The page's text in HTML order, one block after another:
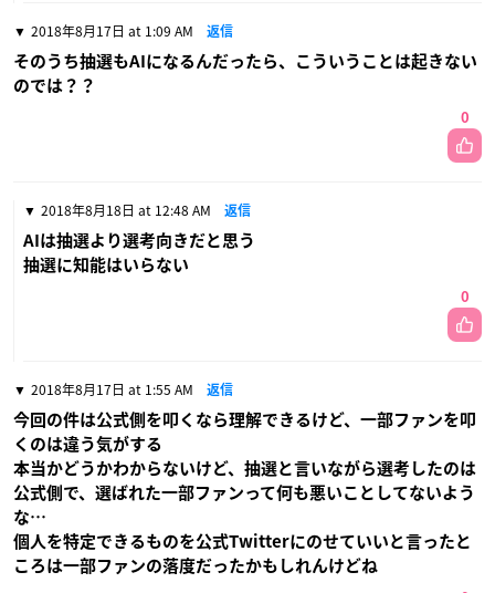
2018年8月17日 at 1:09 AM 返信
そのうち抽選もAIになるんだったら、こういうことは起きない
のでは？？
0
2018年8月18日 at 12:48 AM 返信
AIは抽選より選考向きだと思う
抽選に知能はいらない
0
2018年8月17日 at 1:55 AM 返信
今回の件は公式側を叩くなら理解できるけど、一部ファンを叩
くのは違う気がする
本当かどうかわからないけど、抽選と言いながら選考したのは
公式側で、選ばれた一部ファンって何も悪いことしてないよう
な…
個人を特定できるものを公式Twitterにのせていいと言ったと
ころは一部ファンの落度だったかもしれんけどね